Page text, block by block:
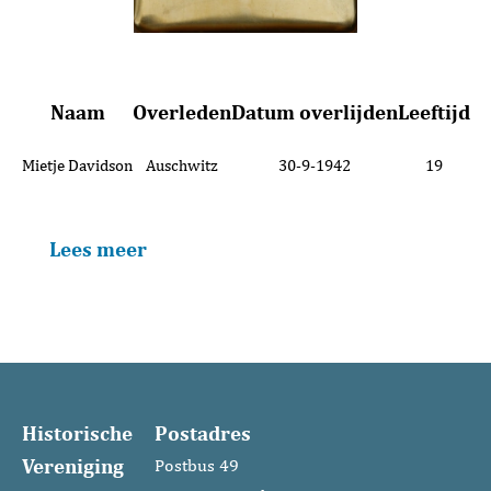
Naam OverledenDatum overlijdenLeeftijd
Mietje Davidson Auschwitz 30-9-1942 19
Lees meer
Historische
Vereniging
Postadres
Postbus 49